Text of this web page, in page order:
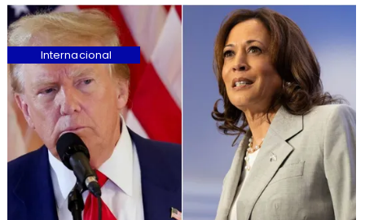
Internacional